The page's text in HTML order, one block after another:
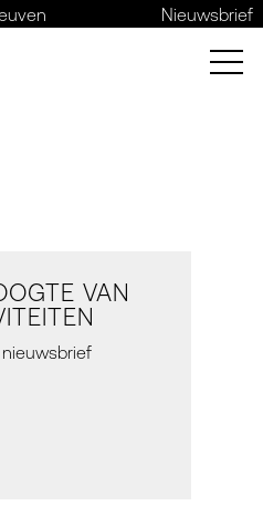
Nieuwsbrief
VAN